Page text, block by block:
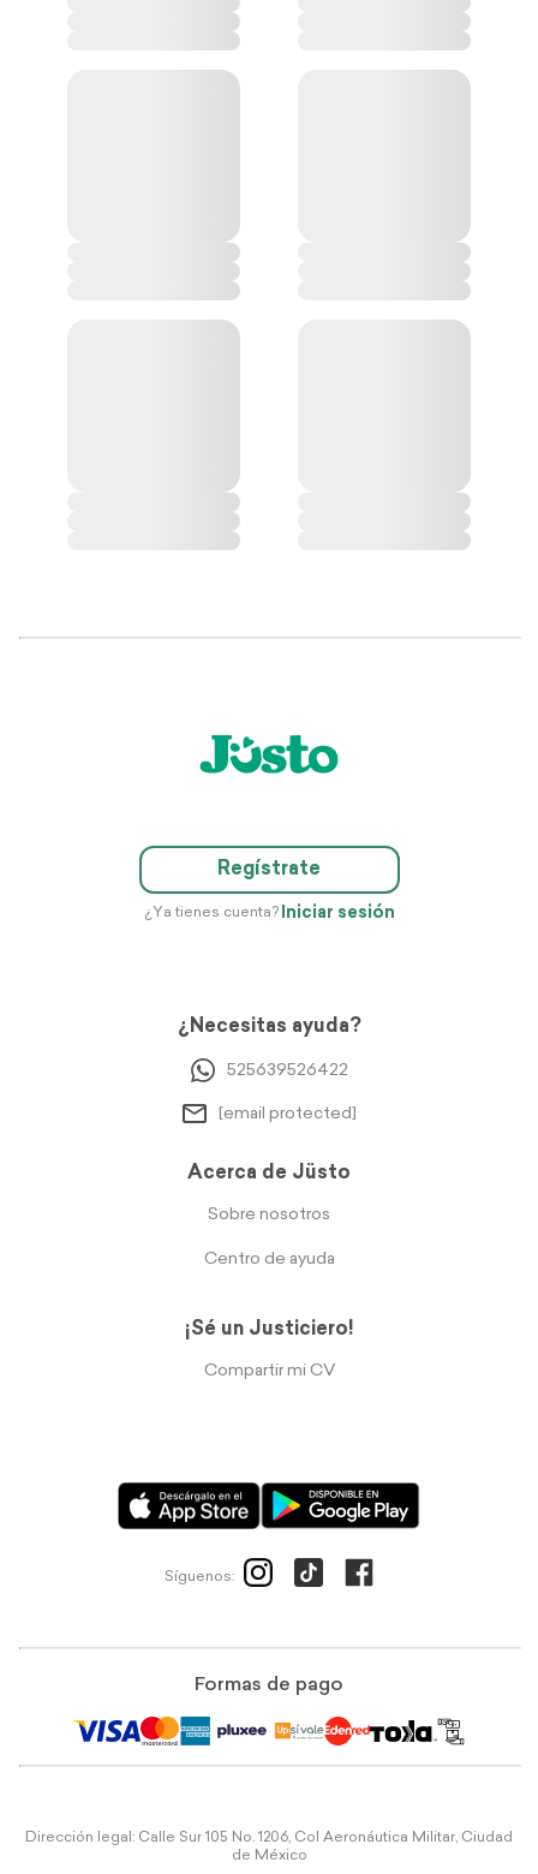
Regístrate
¿Ya tienes cuenta? Iniciar sesión
¿Necesitas ayuda?
525639526422
[email protected]
Acerca de Jüsto
Sobre nosotros
Centro de ayuda
¡Sé un Justiciero!
Compartir mi CV
Síguenos:
Formas de pago
Dirección legal: Calle Sur 105 No. 1206, Col Aeronáutica Militar, Ciudad
de México